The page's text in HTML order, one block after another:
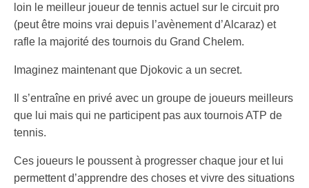
loin le meilleur joueur de tennis actuel sur le circuit pro
(peut être moins vrai depuis l’avènement d’Alcaraz) et
rafle la majorité des tournois du Grand Chelem.
Imaginez maintenant que Djokovic a un secret.
Il s’entraîne en privé avec un groupe de joueurs meilleurs
que lui mais qui ne participent pas aux tournois ATP de
tennis.
Ces joueurs le poussent à progresser chaque jour et lui
permettent d’apprendre des choses et vivre des situations